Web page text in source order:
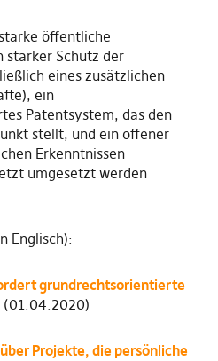
öffentliche
starker Schutz der
eines zusätzlichen
ein
Patentsystem, das den
stellt, und ein offener
Erkenntnissen
umgesetzt werden
Englisch):
grundrechtsorientierte
(01.04.2020)
Projekte, die persönliche